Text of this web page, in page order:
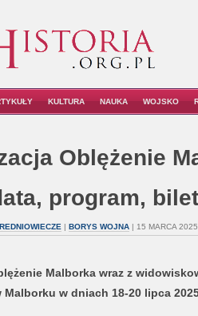
KULTURA NAUKA WOJSKO
Oblężenie
program,
| BORYS WOJNA| 15 MARCA
Malborka wraz z
Malborku w dniach 18-20 lipca